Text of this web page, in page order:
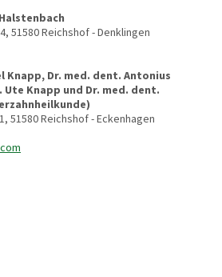
51580 Reichshof - Denklingen
Knapp, Dr. med. dent. Antonius
Ute Knapp und Dr. med. dent.
51580 Reichshof - Eckenhagen